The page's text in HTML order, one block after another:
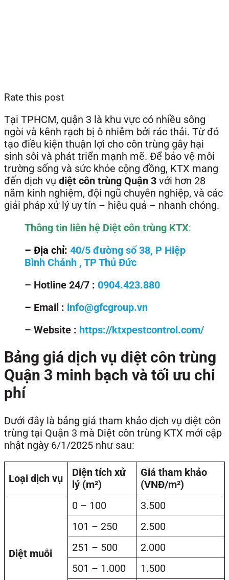
Rate this post
Tại TPHCM, quận 3 là khu vực có nhiều sông
ngòi và kênh rạch bị ô nhiễm bởi rác thải. Từ đó
tạo điều kiện thuận lợi cho côn trùng gây hại
sinh sôi và phát triển mạnh mẽ. Để bảo vệ môi
trường sống và sức khỏe cộng đồng, KTX mang
đến dịch vụ diệt côn trùng Quận 3 với hơn 28
năm kinh nghiệm, đội ngũ chuyên nghiệp, và các
giải pháp xử lý uy tín – hiệu quả – nhanh chóng.
Thông tin liên hệ Diệt côn trùng KTX:
– Địa chỉ: 40/5 đường số 38, P Hiệp
Bình Chánh , TP Thủ Đức
– Hotline 24/7 : 0904.423.880
– Email : info@gfcgroup.vn
– Website : https://ktxpestcontrol.com/
Bảng giá dịch vụ diệt côn trùng
Quận 3 minh bạch và tối ưu chi
phí
Dưới đây là bảng giá tham khảo dịch vụ diệt côn
trùng tại Quận 3 mà Diệt côn trùng KTX mới cập
nhật ngày 6/1/2025 như sau:
Loại dịch vụ
Diện tích xử
lý (m²)
Giá tham khảo
(VNĐ/m²)
Diệt muỗi
0 – 100
3.500
101 – 250
2.500
251 – 500
2.000
501 – 1.000
1.500